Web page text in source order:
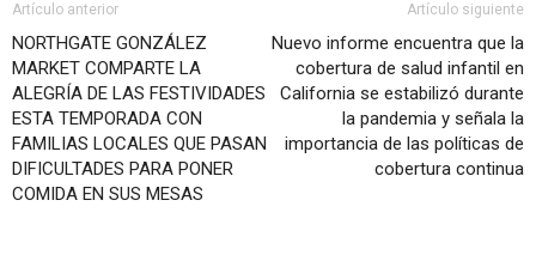
Artículo anterior
NORTHGATE GONZÁLEZ
MARKET COMPARTE LA
ALEGRÍA DE LAS FESTIVIDADES
ESTA TEMPORADA CON
FAMILIAS LOCALES QUE PASAN
DIFICULTADES PARA PONER
COMIDA EN SUS MESAS
Artículo siguiente
Nuevo informe encuentra que la
cobertura de salud infantil en
California se estabilizó durante
la pandemia y señala la
importancia de las políticas de
cobertura continua